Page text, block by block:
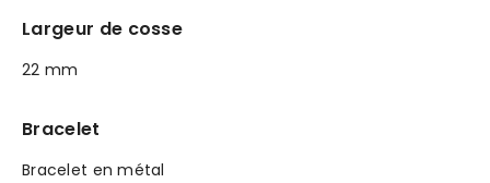
Largeur de cosse
22 mm
Bracelet
Bracelet en métal